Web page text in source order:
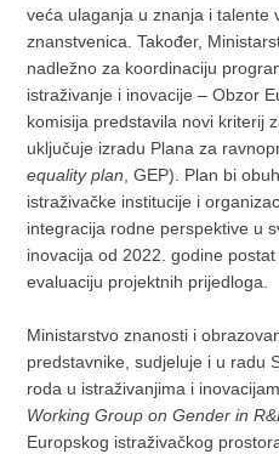
veća ulaganja u znanja i talente
znanstvenica. Također,
nadležno za koordinaciju
istraživanje i inovacije – Obzor
komisija predstavila novi kriterij
uključuje izradu Plana za
equality plan, GEP). Plan bi
istraživačke institucije i
integracija rodne perspektive u
inovacija od 2022. godine
evaluaciju projektnih prijedloga.
Ministarstvo znanosti i
predstavnike, sudjeluje i u radu
roda u istraživanjima i
Working Group on Gender in
Europskog istraživačkog